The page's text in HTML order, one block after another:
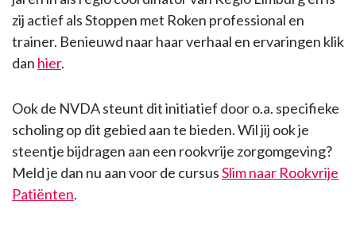
zij actief als Stoppen met Roken professional en
trainer. Benieuwd naar haar verhaal en ervaringen klik
dan hier.
Ook de NVDA steunt dit initiatief door o.a. specifieke
scholing op dit gebied aan te bieden. Wil jij ook je
steentje bijdragen aan een rookvrije zorgomgeving?
Meld je dan nu aan voor de cursusSlim naar Rookvrije
Patiënten.